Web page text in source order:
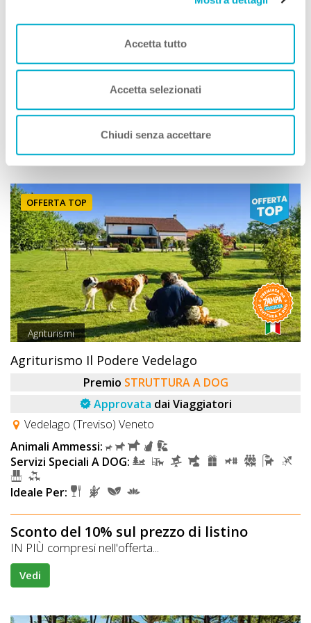
Accetta tutto
Accetta selezionati
Chiudi senza accettare
Club Del Sole Jesolo Mare Family Village
ECCELLENZA A DOG
Jesolo (Venezia) Veneto
Servizi Speciali A DOG:
OFFERTA TOP
Agriturismi
Agriturismo Il Podere Vedelago
Premio STRUTTURA A DOG
Approvata dai Viaggiatori
Vedelago (Treviso) Veneto
Animali Ammessi:
Servizi Speciali A DOG:
Ideale Per:
Sconto del 10% sul prezzo di listino
IN PIÙ compresi nell'offerta...
Vedi